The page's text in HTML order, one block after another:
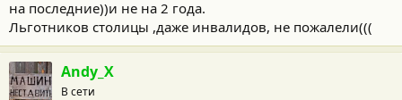
на последние))и не на 2 года.
Льготников столицы ,даже инвалидов, не пожалели(((
Andy_X
В сети